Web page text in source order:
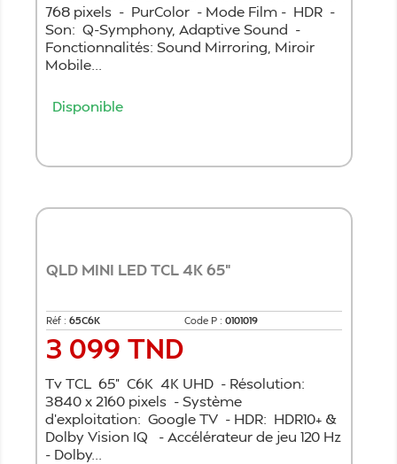
768 pixels - PurColor - Mode Film - HDR -
Son: Q-Symphony, Adaptive Sound -
Fonctionnalités: Sound Mirroring, Miroir
Mobile...
Disponible
QLD MINI LED TCL 4K 65"
Réf : 65C6K Code P : 0101019
Prix
3 099 TND
Tv TCL 65" C6K 4K UHD - Résolution:
3840 x 2160 pixels - Système
d'exploitation: Google TV - HDR: HDR10+ &
Dolby Vision IQ - Accélérateur de jeu 120 Hz
- Dolby...